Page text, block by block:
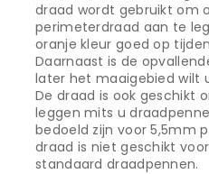
draad wordt gebruikt om
perimeterdraad aan te
oranje kleur goed op
Daarnaast is de
later het maaigebied wilt
De draad is ook geschikt
leggen mits u
bedoeld zijn voor 5,5mm
draad is niet geschikt
standaard draadpennen.